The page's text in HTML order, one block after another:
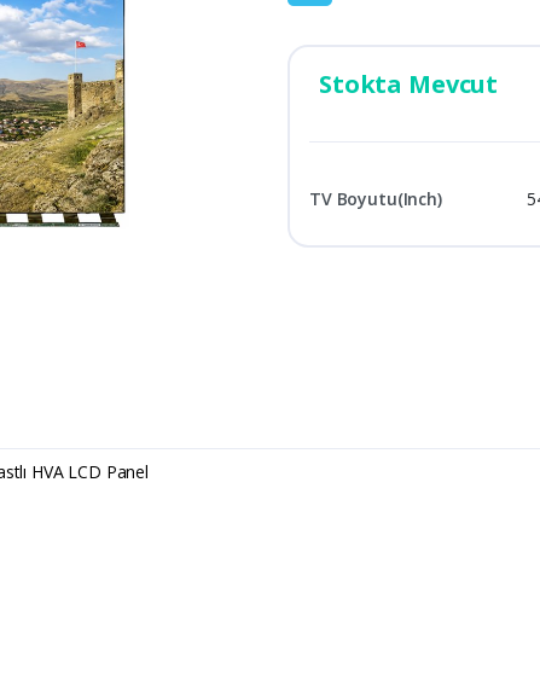
Stokta Mevcut
TV Boyutu(Inch)
HVA LCD Panel